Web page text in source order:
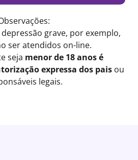
grave, por exemplo,
ser atendidos on-line.
seja menor de 18 anos é
expressa dos paisou
legais.